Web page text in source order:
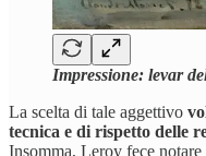
Impressione: levar
La scelta di tale aggettivo
tecnica e di rispetto delle
Insomma, Leroy fece